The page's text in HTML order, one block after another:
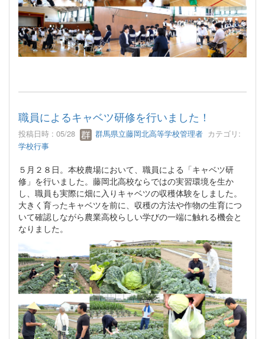
職員によるキャベツ研修を行いました！
投稿日時 : 05/28 群馬県立藤岡北高等学校管理者 カテゴリ:
学校行事
５月２８日。本校農場において、職員による「キャベツ研
修」を行いました。藤岡北高校ならではの実習環境を生か
し、職員も実際に畑に入りキャベツの収穫体験をしました。
大きく育ったキャベツを前に、収穫の方法や作物の生育につ
いて確認しながら農業高校らしい学びの一端に触れる機会と
なりました。